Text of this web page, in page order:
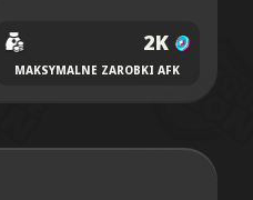
2K
MAKSYMALNE ZAROBKI AFK